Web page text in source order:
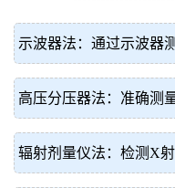
示波器法：通过示波器
高压分压器法：准确测
辐射剂量仪法：检测X